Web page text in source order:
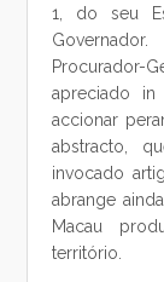
1, do seu
apreciado
accionar
abstracto,
invocado
abrange
Macau
território.